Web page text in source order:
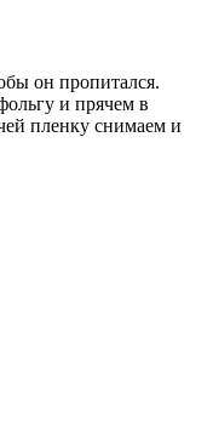
он пропитался.
и прячем в
пленку снимаем и